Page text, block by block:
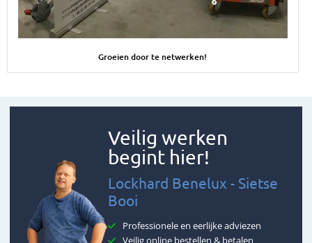
Groeien door te netwerken!
Veilig werken
begint hier!
Lockhard Benelux - Sietse
Booi
Professionele en eerlijke adviezen
Veilig online bestellen & betalen